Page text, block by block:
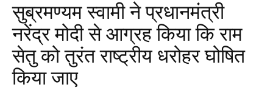
सुब्रमण्यम स्वामी ने प्रधानमंत्री
नरेंद्र मोदी से आग्रह किया कि राम
सेतु को तुरंत राष्ट्रीय धरोहर घोषित
किया जाए